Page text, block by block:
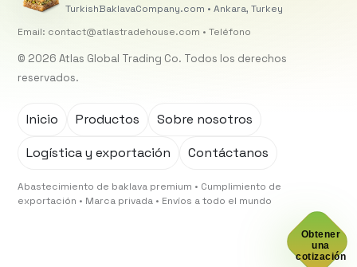
TurkishBaklavaCompany.com • Ankara, Turkey
Email: contact@atlastradehouse.com • Teléfono
© 2026 Atlas Global Trading Co. Todos los derechos
reservados.
Inicio Productos
Sobre nosotros
Logística y exportación
Contáctanos
Abastecimiento de baklava premium • Cumplimiento de
exportación • Marca privada • Envíos a todo el mundo
Obtener
una
cotización